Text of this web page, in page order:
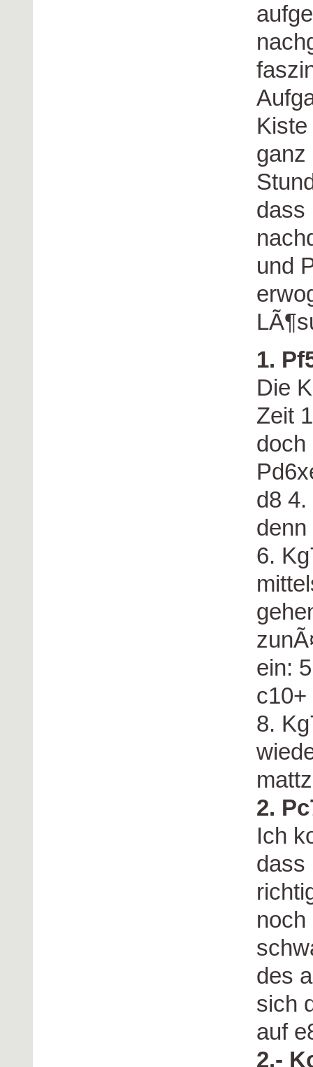
ganz
dass
und
1.
Die
Zeit
doch
d8
6.
ein:
c10+
8.
2.
Ich
dass
noch
des
sich
auf
2.-